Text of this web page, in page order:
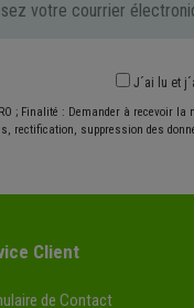
J´ai lu et
; Finalité : Demander à recevoir
rectification, suppression des
Client
de Contact